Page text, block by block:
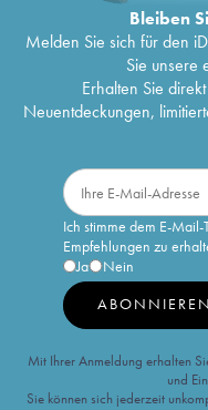
Bleiben
Melden Sie sich für den
Sie unsere
Erhalten Sie
Neuentdeckungen,
Ich stimme dem E-
Empfehlungen zu
Ja
Nein
ABONNIEREN
Mit Ihrer Anmeldung erhalten
und
Sie können sich jederzeit